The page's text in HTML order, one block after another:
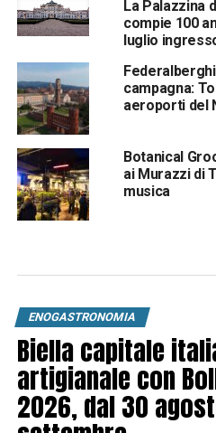
La Palazzina
compie 100
luglio
campagna:
aeroporti del
Botanical
ai Murazzi di
musica
ENOGASTRONOMIA
Biella capitale
artigianale con
2026, dal 30